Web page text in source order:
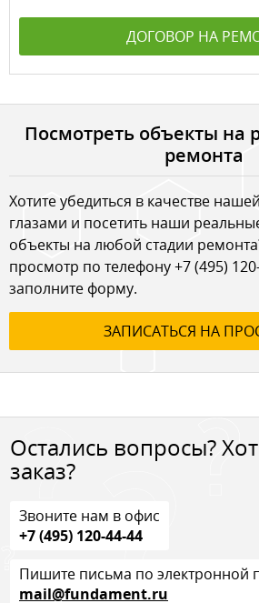
ДОГОВОР НА
Посмотреть объекты на
ремонта
Хотите убедиться в качестве
глазами и посетить наши
объекты на любой стадии
просмотр по телефону+7 (495)
заполните форму.
ЗАПИСАТЬСЯ НА
Остались вопросы?
заказ?
Звоните нам в офис
+7 (495) 120-44-44
Пишите письма по электронной
mail@fundament.ru